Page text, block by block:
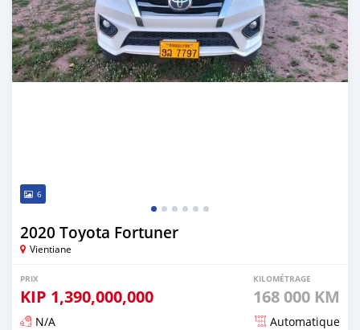
6
2020 Toyota Fortuner
Vientiane
PRIX
KIP 1,390,000,000
KILOMÉTRAGE
168 000 KM
N/A Automatique